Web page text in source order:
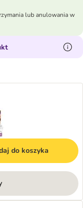
lub anulowania w
do koszyka